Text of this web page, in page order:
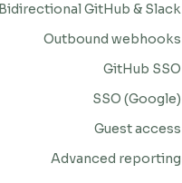
Bidirectional GitHub & Slack
Outbound webhooks
GitHub SSO
SSO (Google)
Guest access
Advanced reporting